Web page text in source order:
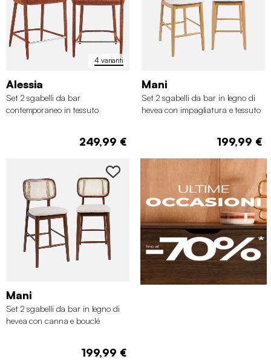
4 varianti
Alessia
Set 2 sgabelli da bar
contemporaneo in tessuto
249,99 €
Mani
Set 2 sgabelli da bar in legno di
hevea con impagliatura e tessuto
199,99 €
Mani
Set 2 sgabelli da bar in legno di
hevea con canna e bouclé
199,99 €